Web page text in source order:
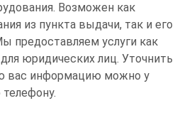
Возможен как
из пункта выдачи, так и его
предоставляем услуги как
юридических лиц. Уточнить
вас информацию можно у